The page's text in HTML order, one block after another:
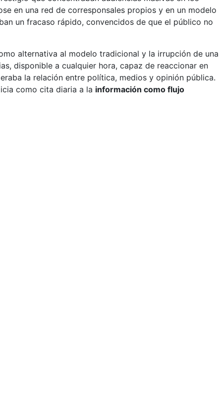
en una red de corresponsales propios y en un modelo
un fracaso rápido, convencidos de que el público no
alternativa al modelo tradicional y la irrupción de una
disponible a cualquier hora, capaz de reaccionar en
la relación entre política, medios y opinión pública.
como cita diaria a la información como flujo